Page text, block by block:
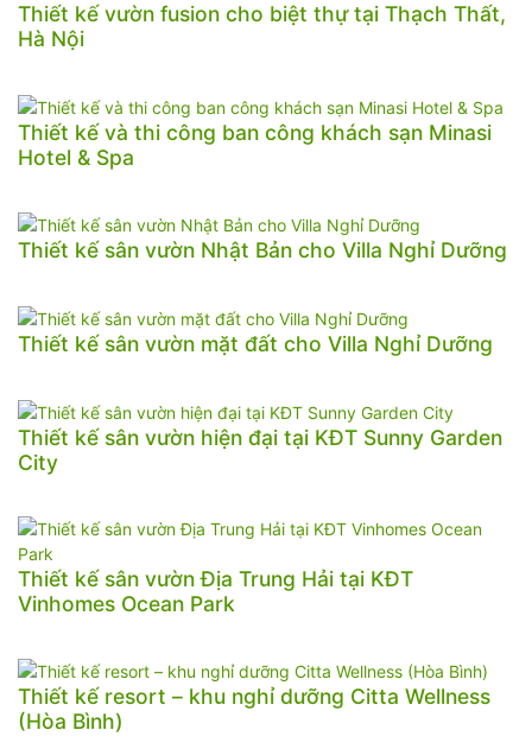
Thiết kế vườn fusion cho biệt thự tại Thạch Thất,
Hà Nội
Thiết kế và thi công ban công khách sạn Minasi
Hotel & Spa
Thiết kế sân vườn Nhật Bản cho Villa Nghỉ Dưỡng
Thiết kế sân vườn mặt đất cho Villa Nghỉ Dưỡng
Thiết kế sân vườn hiện đại tại KĐT Sunny Garden
City
Thiết kế sân vườn Địa Trung Hải tại KĐT
Vinhomes Ocean Park
Thiết kế resort – khu nghỉ dưỡng Citta Wellness
(Hòa Bình)